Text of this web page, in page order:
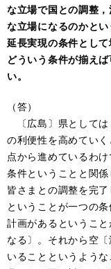
な立場で国との調整
な立場になるのかと
延長実現の条件とし
どういう条件が揃え
い。
（答）
〔広島〕県としては
の利便性を高めてい
点から進めているわ
条件ということと関
皆さまとの調整を完
ということが一つの
計画があるというこ
なる〕。それから空
いることというよう